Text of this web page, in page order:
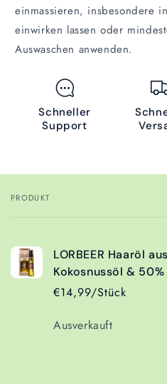
einmassieren, insbesondere
einwirken lassen oder
Auswaschen anwenden.
Schneller
Support
Dein
PRODUKT
LORBEER Haaröl
Kokosnussöl &
€14,99/Stück
Anzahl
Ausverkauft